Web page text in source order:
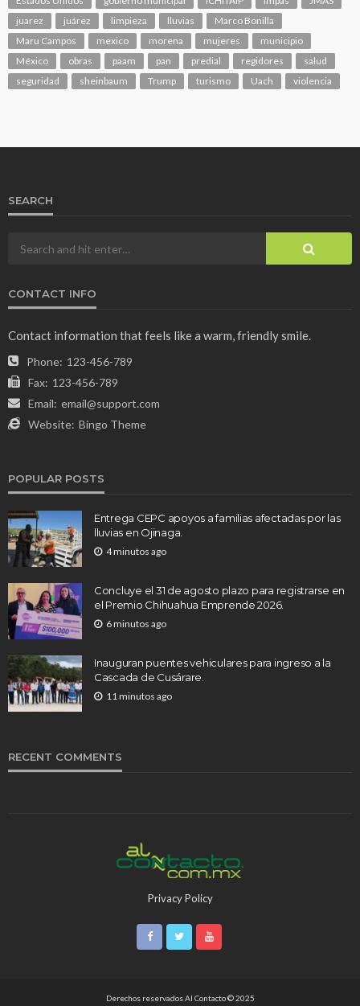
juarez
juárez limpieza lluvias
Marco Bonilla
Maru Campos
mexico morena mujeres
municipio
México
obras paam pan predial regidores
salud
seguridad
sheinbaum Trump turismo Uach violencia
SEARCH
CONTACT INFO
Contact information that feels like a warm, friendly smile.
Phone: 123-456-789
Fax: 123-456-789
Email: email@support.com
Website: Bingo Theme
POPULAR POSTS
Entrega CEPC apoyos a familias afectadas por las
lluvias en Ojinaga.
4 minutos ago
Concluye el 31 de agosto plazo para registrarse en
el Premio Chihuahua Emprende 2026.
6 minutos ago
Inauguran puentes vehiculares para ingreso a la
Cascada de Cusárare.
11 minutos ago
RECENT COMMENTS
Privacy Policy
Derechos reservados Al Contacto © 2025